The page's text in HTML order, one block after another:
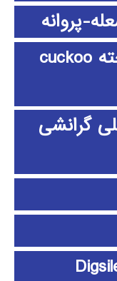
پروانه
الگوریتم جستجوی فاخته cuckoo
گرانشی